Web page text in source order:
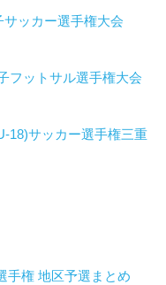
ッカー選手権大会
フットサル選手権大会
18)サッカー選手権三重
手権 地区予選まとめ